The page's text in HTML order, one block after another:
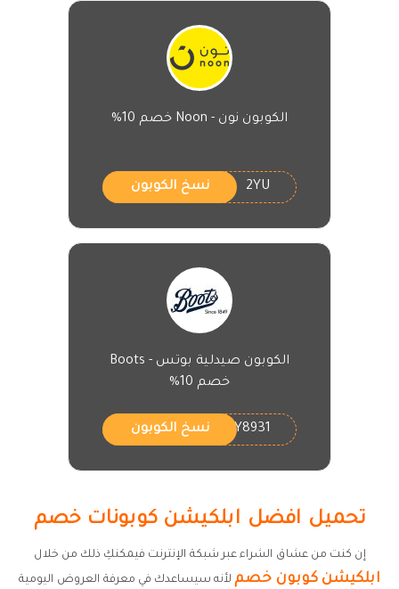
الكوبون نون - Noon خصم 10%
2YU نسخ الكوبون
الكوبون صيدلية بوتس - Boots
خصم 10%
Y8931 نسخ الكوبون
تحميل افضل ابلكيشن كوبونات خصم
إن كنت من عشاق الشراء عبر شبكة الإنترنت فيمكنكِ ذلك من خلال
ابلكيشن كوبون خصم لأنه سيساعدك في معرفة العروض اليومية